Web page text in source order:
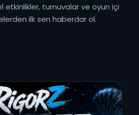
etkinlikler, turnuvalar ve oyun içi
ilk sen haberdar ol.